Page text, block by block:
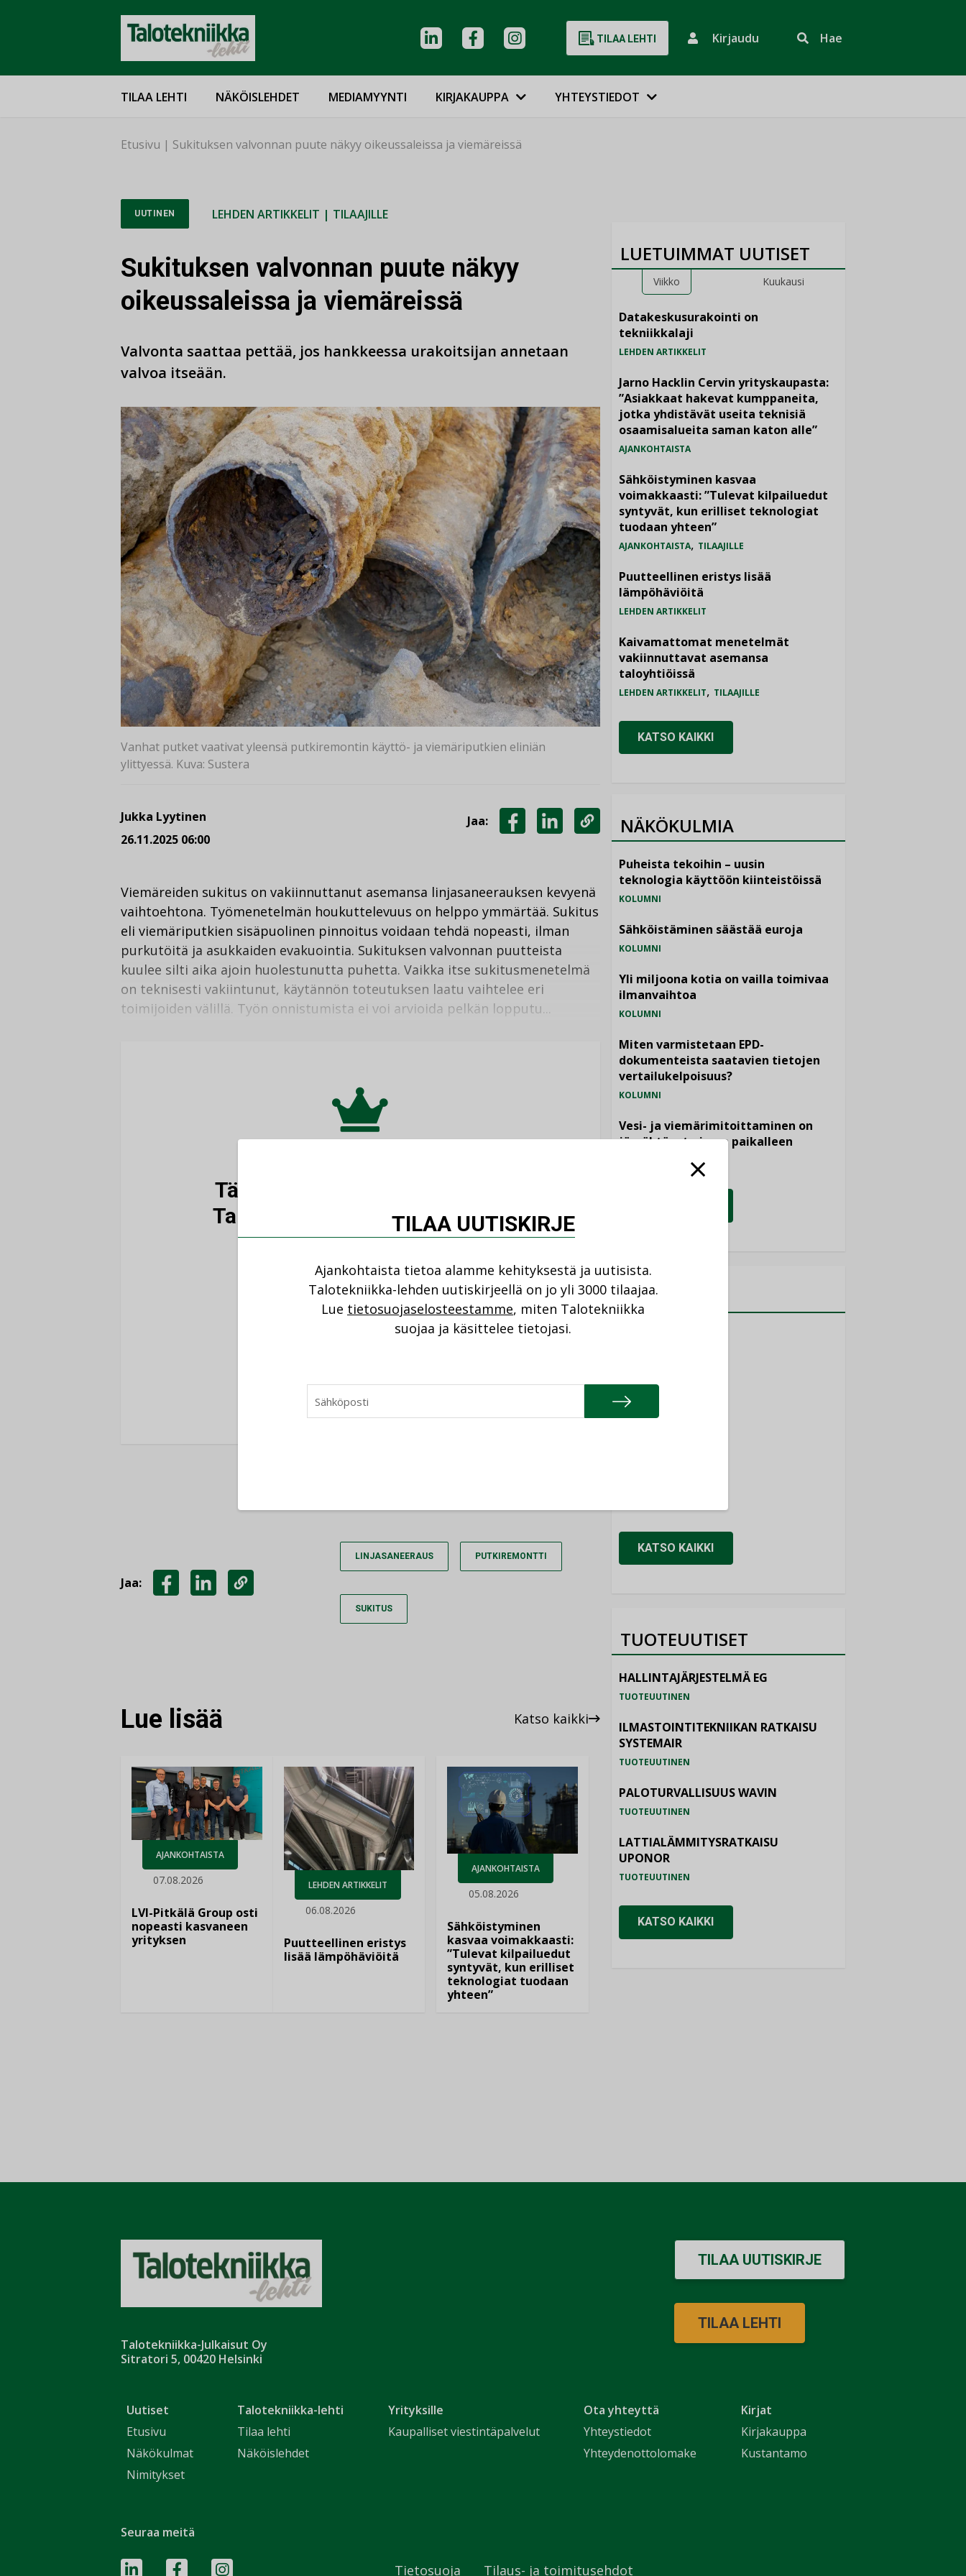
TILAA LEHTI Kirjaudu Hae
TILAA LEHTI NÄKÖISLEHDET MEDIAMYYNTI KIRJAKAUPPA YHTEYSTIEDOT
Etusivu | Sukituksen valvonnan puute näkyy oikeussaleissa ja viemäreissä
UUTINEN LEHDEN ARTIKKELIT | TILAAJILLE
Sukituksen valvonnan puute näkyy
oikeussaleissa ja viemäreissä
Valvonta saattaa pettää, jos hankkeessa urakoitsijan annetaan
valvoa itseään.
Vanhat putket vaativat yleensä putkiremontin käyttö- ja viemäriputkien eliniän
ylittyessä. Kuva: Sustera
Jukka Lyytinen
26.11.2025 06:00
Jaa:
LINKEDINISSÄ
KOPIOI
LINKKI
Viemäreiden sukitus on vakiinnuttanut asemansa linjasaneerauksen kevyenä
vaihtoehtona. Työmenetelmän houkuttelevuus on helppo ymmärtää. Sukitus
eli viemäriputkien sisäpuolinen pinnoitus voidaan tehdä nopeasti, ilman
purkutöitä ja asukkaiden evakuointia. Sukituksen valvonnan puutteista
kuulee silti aika ajoin huolestunutta puhetta. Vaikka itse sukitusmenetelmä
on teknisesti vakiintunut, käytännön toteutuksen laatu vaihtelee eri
toimijoiden välillä. Työn onnistumista ei voi arvioida pelkän lopputu...
Tämä artikkeli on tarjolla vain
Talotekniikka-lehden tilaajille.
TILAA LEHTI
Oletko jo tilaaja?
KIRJAUDU SISÄÄN
Jaa:
LINJASANEERAUS PUTKIREMONTTI
SUKITUS
Lue lisää Katso kaikki
AJANKOHTAISTA
07.08.2026
LVI-Pitkälä Group osti
nopeasti kasvaneen
yrityksen
LEHDEN ARTIKKELIT
06.08.2026
Puutteellinen eristys
lisää lämpöhäviöitä
AJANKOHTAISTA
05.08.2026
Sähköistyminen
kasvaa voimakkaasti:
”Tulevat kilpailuedut
syntyvät, kun erilliset
teknologiat tuodaan
yhteen”
LUETUIMMAT UUTISET
Viikko Kuukausi
Datakeskusurakointi on
tekniikkalaji
LEHDEN ARTIKKELIT
Jarno Hacklin Cervin yrityskaupasta:
”Asiakkaat hakevat kumppaneita,
jotka yhdistävät useita teknisiä
osaamisalueita saman katon alle”
AJANKOHTAISTA
Sähköistyminen kasvaa
voimakkaasti: ”Tulevat kilpailuedut
syntyvät, kun erilliset teknologiat
tuodaan yhteen”
AJANKOHTAISTA, TILAAJILLE
Puutteellinen eristys lisää
lämpöhäviöitä
LEHDEN ARTIKKELIT
Kaivamattomat menetelmät
vakiinnuttavat asemansa
taloyhtiöissä
LEHDEN ARTIKKELIT, TILAAJILLE
KATSO KAIKKI
NÄKÖKULMIA
Puheista tekoihin – uusin
teknologia käyttöön kiinteistöissä
KOLUMNI
Sähköistäminen säästää euroja
KOLUMNI
Yli miljoona kotia on vailla toimivaa
ilmanvaihtoa
KOLUMNI
Miten varmistetaan EPD-
dokumenteista saatavien tietojen
vertailukelpoisuus?
KOLUMNI
Vesi- ja viemärimitoittaminen on
jämähtänyt ajassa paikalleen
NIMITYKSET
Refair
NIMITYKSET
KATSO KAIKKI
TUOTEUUTISET
HALLINTAJÄRJESTELMÄ EG
TUOTEUUTINEN
ILMASTOINTITEKNIIKAN RATKAISU
SYSTEMAIR
TUOTEUUTINEN
PALOTURVALLISUUS WAVIN
TUOTEUUTINEN
LATTIALÄMMITYSRATKAISU
UPONOR
TUOTEUUTINEN
KATSO KAIKKI
Talotekniikka-Julkaisut Oy
Sitratori 5, 00420 Helsinki
Uutiset
Etusivu
Näkökulmat
Nimitykset
Talotekniikka-lehti
Tilaa lehti
Näköislehdet
Yrityksille
Kaupalliset viestintäpalvelut
Ota yhteyttä
Yhteystiedot
Yhteydenottolomake
Kirjat
Kirjakauppa
Kustantamo
TILAA UUTISKIRJE
TILAA LEHTI
Seuraa meitä
Tietosuoja Tilaus- ja toimitusehdot
TILAA UUTISKIRJE
Ajankohtaista tietoa alamme kehityksestä ja uutisista.
Talotekniikka-lehden uutiskirjeellä on jo yli 3000 tilaajaa.
Lue tietosuojaselosteestamme, miten Talotekniikka
suojaa ja käsittelee tietojasi.